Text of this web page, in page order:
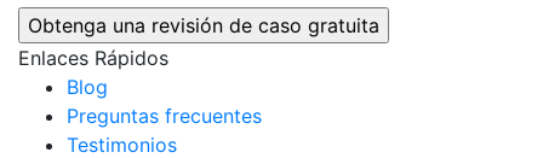
Enlaces Rápidos
Blog
Preguntas frecuentes
Testimonios